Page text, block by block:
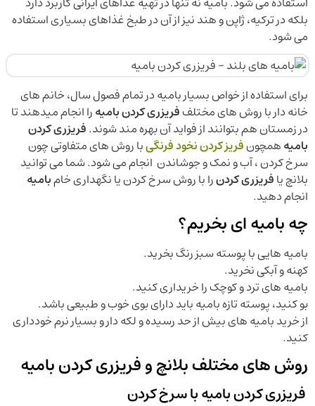
بلکه در ترکیه، ژاپن و هند نیز از آن در طبخ غذاهای بسیاری استفاده
می شود.
برای استفاده از خواص بسیار بامیه در تمام فصول سال، خانم های
خانه دار با روش های مختلففریزری کردن بامیهرا انجام میدهند تا
در زمستان هم بتوانند از فواید آن بهره مند شوند.فریزری کردن
بامیههمچونفریز کردن نخود فرنگیبا روش های متفاوتی چون
سرخ کردن ، آب و نمک و جوشاندن انجام می شود. شما می توانید
بلانچ یافریزری کردنرا با روش سرخ کردن یا نگهداری خامبامیه
انجام دهید.
چه بامیه ای بخریم؟
بامیه هایی با پوسته سبز رنگ بخرید.
کهنه و آبکی نخرید.
بامیه های ترد و کوچک را خریداری کنید.
بو کنید، پوسته تازه بامیه باید دارای بوی خوب و طبیعی باشد.
از خرید بامیه های بیش از حد رسیده و لکه دار و بسیار نرم خودداری
کنید.
روش های مختلف بلانچ و فریزری کردن بامیه
فریزری کردن بامیه با سرخ کردن